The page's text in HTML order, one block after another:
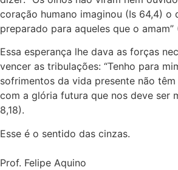
coração humano imaginou (Is 64,4) o
preparado para aqueles que o amam”
Essa esperança lhe dava as forças
vencer as tribulações: “Tenho para
sofrimentos da vida presente não
com a glória futura que nos deve ser
8,18).
Esse é o sentido das cinzas.
Prof. Felipe Aquino